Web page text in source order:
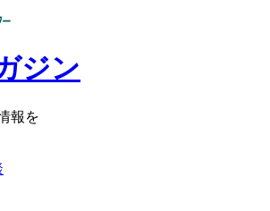
報を